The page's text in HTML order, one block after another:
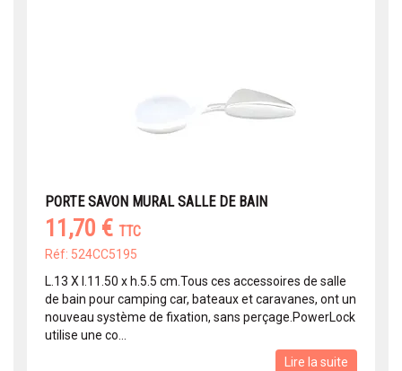
PORTE SAVON MURAL SALLE DE BAIN
11,70 € TTC
Réf: 524CC5195
L.13 X l.11.50 x h.5.5 cm.Tous ces accessoires de salle
de bain pour camping car, bateaux et caravanes, ont un
nouveau système de fixation, sans perçage.PowerLock
utilise une co...
Lire la suite